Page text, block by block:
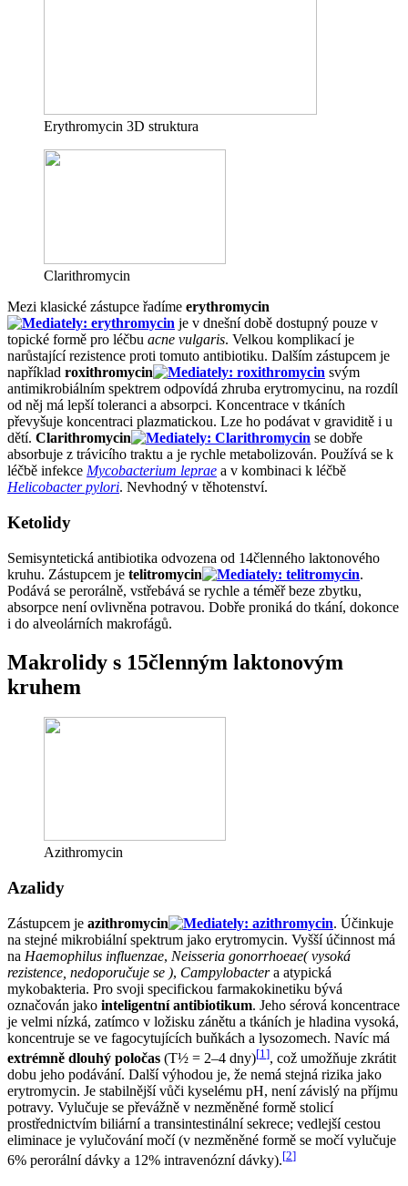
Erythromycin 3D struktura
Clarithromycin
Mezi klasické zástupce řadíme erythromycin
je v dnešní době dostupný pouze v
topické formě pro léčbu acne vulgaris. Velkou komplikací je
narůstající rezistence proti tomuto antibiotiku. Dalším zástupcem je
například roxithromycin
svým
antimikrobiálním spektrem odpovídá zhruba erytromycinu, na rozdíl
od něj má lepší toleranci a absorpci. Koncentrace v tkáních
převyšuje koncentraci plazmatickou. Lze ho podávat v graviditě i u
dětí. Clarithromycin
se dobře
absorbuje z trávicího traktu a je rychle metabolizován. Používá se k
léčbě infekce Mycobacterium leprae a v kombinaci k léčbě
Helicobacter pylori. Nevhodný v těhotenství.
Ketolidy
Semisyntetická antibiotika odvozena od 14členného laktonového
kruhu. Zástupcem je telitromycin
.
Podává se perorálně, vstřebává se rychle a téměř beze zbytku,
absorpce není ovlivněna potravou. Dobře proniká do tkání, dokonce
i do alveolárních makrofágů.
Makrolidy s 15členným laktonovým
kruhem
Azithromycin
Azalidy
Zástupcem je azithromycin
. Účinkuje
na stejné mikrobiální spektrum jako erytromycin. Vyšší účinnost má
na Haemophilus influenzae, Neisseria gonorrhoeae( vysoká
rezistence, nedoporučuje se ), Campylobactera atypická
mykobakteria. Pro svoji specifickou farmakokinetiku bývá
označován jako inteligentní antibiotikum. Jeho sérová koncentrace
je velmi nízká, zatímco v ložisku zánětu a tkáních je hladina vysoká,
koncentruje se ve fagocytujících buňkách a lysozomech. Navíc má
extrémně dlouhý poločas (T½ = 2–4 dny)[1 ], což umožňuje zkrátit
dobu jeho podávání. Další výhodou je, že nemá stejná rizika jako
erytromycin. Je stabilnější vůči kyselému pH, není závislý na příjmu
potravy. Vylučuje se převážně v nezměněné formě stolicí
prostřednictvím biliární a transintestinální sekrece; vedlejší cestou
eliminace je vylučování močí (v nezměněné formě se močí vylučuje
6% perorální dávky a 12% intravenózní dávky).[2]